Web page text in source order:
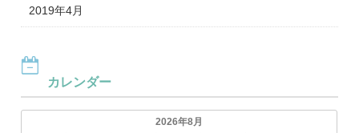
2019年4月
カレンダー
2026年8月